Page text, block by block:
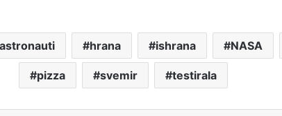
hrana ishrana NASA
pizza svemir testirala